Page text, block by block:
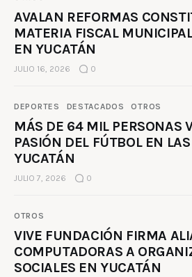
AVALAN REFORMAS
MATERIA FISCAL
EN YUCATÁN
JULIO 16, 2026 0
DEPORTES DESTACADOS OTROS
MÁS DE 64 MIL PERSONAS
PASIÓN DEL FÚTBOL EN
YUCATÁN
JULIO 7, 2026 0
OTROS
VIVE FUNDACIÓN FIRMA
COMPUTADORAS A
SOCIALES EN YUCATÁN